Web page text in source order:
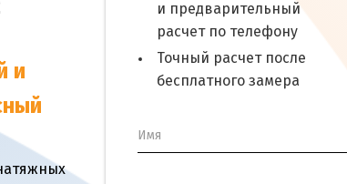
и
и предварительный
расчет по телефону
Точный расчет после
бесплатного замера
Имя